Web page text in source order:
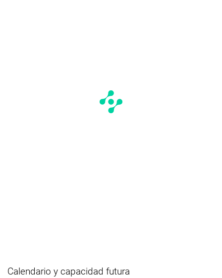
Calendario y capacidad futura